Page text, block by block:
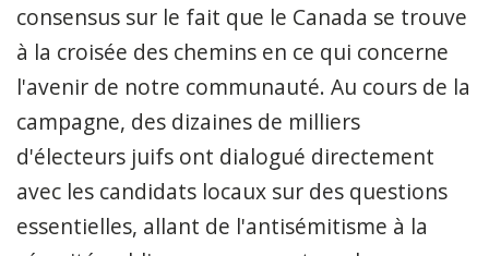
consensus sur le fait que le Canada se trouve
à la croisée des chemins en ce qui concerne
l'avenir de notre communauté. Au cours de la
campagne, des dizaines de milliers
d'électeurs juifs ont dialogué directement
avec les candidats locaux sur des questions
essentielles, allant de l'antisémitisme à la